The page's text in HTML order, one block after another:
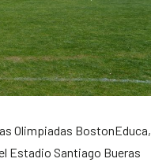
Olimpiadas BostonEduca,
Estadio Santiago Bueras